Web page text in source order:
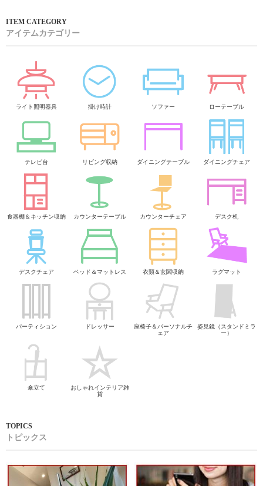
アイテムカテゴリー
ライト照明器具 掛け時計 ソファー ローテーブル
テレビ台 リビング収納 ダイニングテーブル ダイニングチェア
食器棚＆キッチン収納 カウンターテーブル カウンターチェア デスク机
デスクチェア ベッド＆マットレス 衣類＆玄関収納 ラグマット
パーティション ドレッサー
座椅子＆パーソナルチ
ェア
姿見鏡（スタンドミラ
ー）
傘立て
おしゃれインテリア雑
貨
トピックス